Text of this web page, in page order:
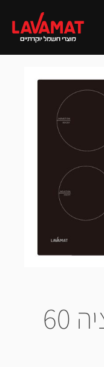
כיריים אינדוקציה 60